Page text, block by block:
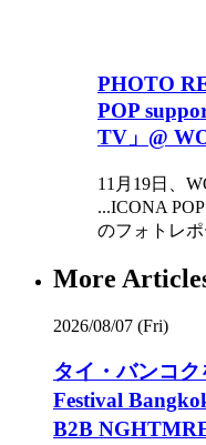
PHOTO
POP
TV」@
11月19日、
...ICONA
のフォトレポ
More
2026/08/07 (Fri)
タイ・バンコ
Festival
B2B